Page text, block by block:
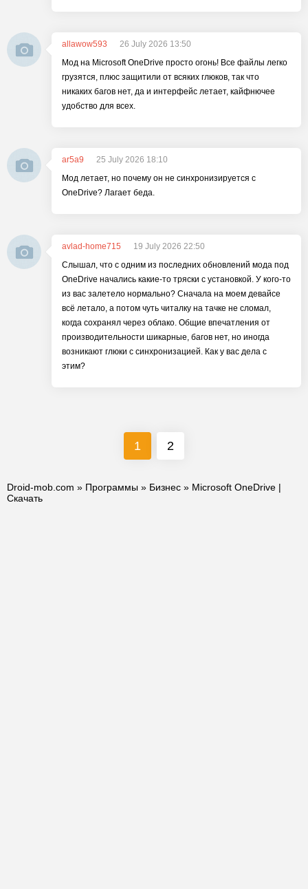
allawow593
26 July 2026 13:50
Мод на Microsoft OneDrive просто огонь! Все файлы легко
грузятся, плюс защитили от всяких глюков, так что
никаких багов нет, да и интерфейс летает, кайфнючее
удобство для всех.
ar5a9
25 July 2026 18:10
Мод летает, но почему он не синхронизируется с
OneDrive? Лагает беда.
avlad-home715
19 July 2026 22:50
Слышал, что с одним из последних обновлений мода под
OneDrive начались какие-то тряски с установкой. У кого-то
из вас залетело нормально? Сначала на моем девайсе
всё летало, а потом чуть читалку на тачке не сломал,
когда сохранял через облако. Общие впечатления от
производительности шикарные, багов нет, но иногда
возникают глюки с синхронизацией. Как у вас дела с
этим?
1 2
Droid-mob.com » Программы » Бизнес » Microsoft OneDrive |
Скачать